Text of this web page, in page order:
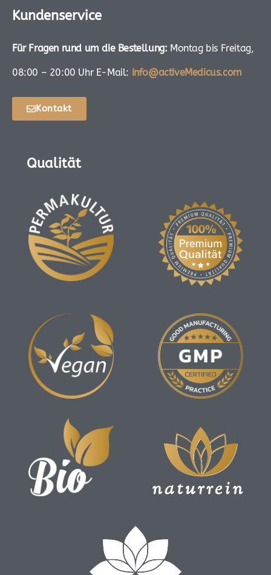
Kundenservice
Für Fragen rund um die Bestellung: Montag bis Freitag,
08:00 – 20:00 Uhr E-Mail: info@activeMedicus.com
Kontakt
Qualität